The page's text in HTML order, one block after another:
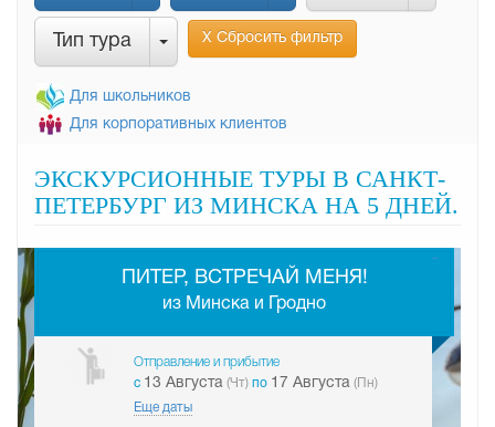
Тип тура Х Сбросить фильтр
Для школьников
Для корпоративных клиентов
ЭКСКУРСИОННЫЕ ТУРЫ В САНКТ-
ПЕТЕРБУРГ ИЗ МИНСКА НА 5 ДНЕЙ.
ПИТЕР, ВСТРЕЧАЙ МЕНЯ!
из Минска и Гродно
Отправление и прибытие
c 13 Августа (Чт) по 17 Августа (Пн)
Еще даты
-